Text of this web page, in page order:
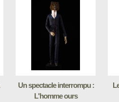
Un spectacle interrompu :
L'homme ours